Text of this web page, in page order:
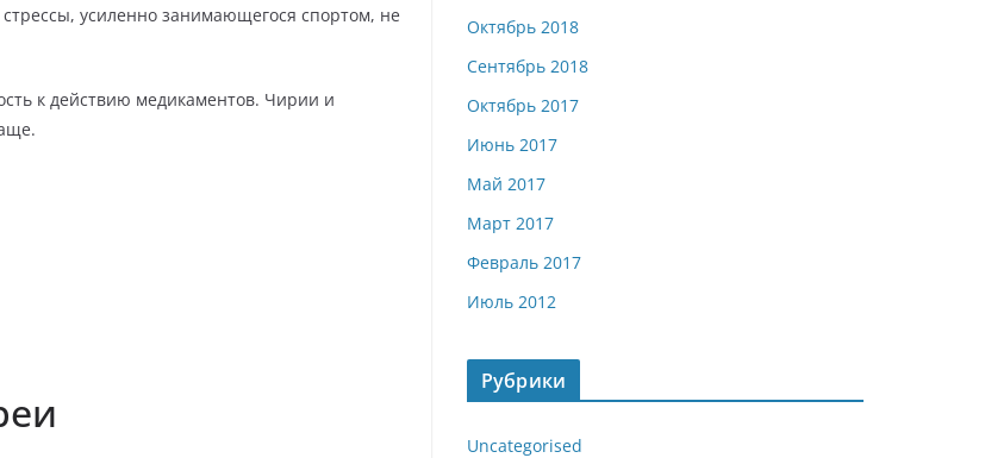
усиленно занимающегося спортом, не
к действию медикаментов. Чирии и
Октябрь 2018
Сентябрь 2018
Октябрь 2017
Июнь 2017
Май 2017
Март 2017
Февраль 2017
Июль 2012
Рубрики
Uncategorised